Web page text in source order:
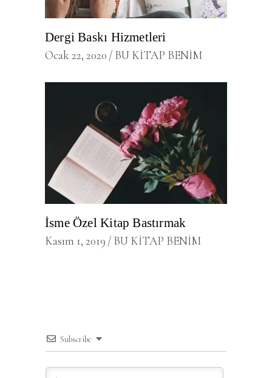
Dergi Baskı Hizmetleri
Ocak 22, 2020 BU KİTAP BENİM
İsme Özel Kitap Bastırmak
Kasım 1, 2019 BU KİTAP BENİM
Subscribe